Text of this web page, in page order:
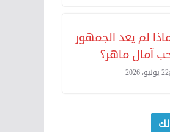
لم يعد الجمهور
آمال ماهر؟
22 يونيو، 2026